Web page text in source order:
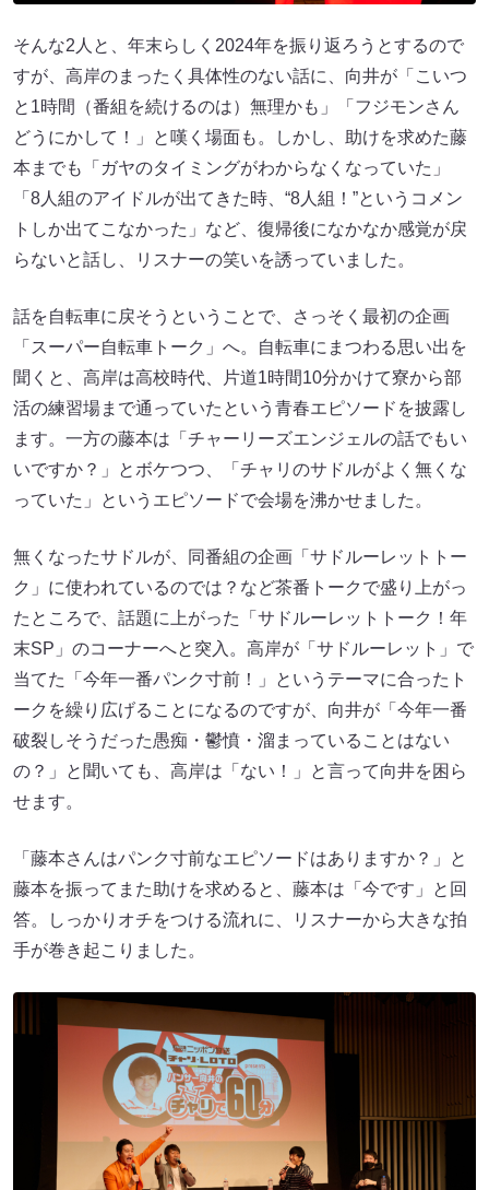
そんな2人と、年末らしく2024年を振り返ろうとするので
すが、高岸のまったく具体性のない話に、向井が「こいつ
と1時間（番組を続けるのは）無理かも」「フジモンさん
どうにかして！」と嘆く場面も。しかし、助けを求めた藤
本までも「ガヤのタイミングがわからなくなっていた」
「8人組のアイドルが出てきた時、“8人組！”というコメン
トしか出てこなかった」など、復帰後になかなか感覚が戻
らないと話し、リスナーの笑いを誘っていました。
話を自転車に戻そうということで、さっそく最初の企画
「スーパー自転車トーク」へ。自転車にまつわる思い出を
聞くと、高岸は高校時代、片道1時間10分かけて寮から部
活の練習場まで通っていたという青春エピソードを披露し
ます。一方の藤本は「チャーリーズエンジェルの話でもい
いですか？」とボケつつ、「チャリのサドルがよく無くな
っていた」というエピソードで会場を沸かせました。
無くなったサドルが、同番組の企画「サドルーレットトー
ク」に使われているのでは？など茶番トークで盛り上がっ
たところで、話題に上がった「サドルーレットトーク！年
末SP」のコーナーへと突入。高岸が「サドルーレット」で
当てた「今年一番パンク寸前！」というテーマに合ったト
ークを繰り広げることになるのですが、向井が「今年一番
破裂しそうだった愚痴・鬱憤・溜まっていることはない
の？」と聞いても、高岸は「ない！」と言って向井を困ら
せます。
「藤本さんはパンク寸前なエピソードはありますか？」と
藤本を振ってまた助けを求めると、藤本は「今です」と回
答。しっかりオチをつける流れに、リスナーから大きな拍
手が巻き起こりました。